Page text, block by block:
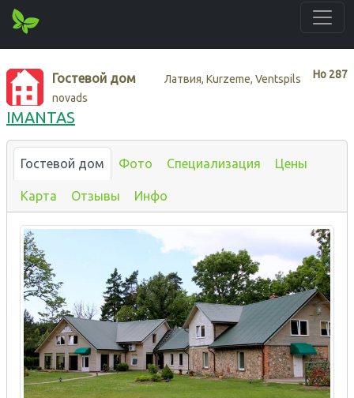
Нo 287
Гостевой дом
Латвия, Kurzeme, Ventspils
novads
IMANTAS
Гостевой дом Фото Специализация Цены
Карта Отзывы Инфо